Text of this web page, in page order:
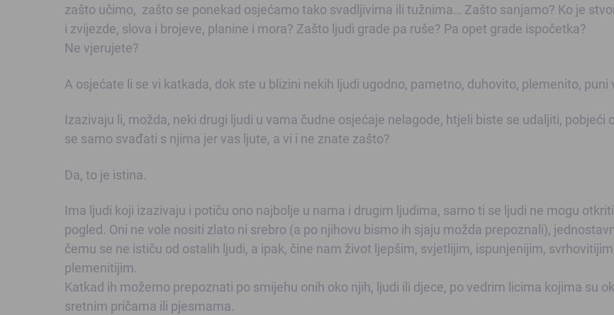
zašto učimo, zašto se ponekad osjećamo tako svadljivima ili tužnima… Zašto sanjamo? Ko je
i zvijezde, slova i brojeve, planine i mora? Zašto ljudi grade pa ruše? Pa opet grade ispočetka?
Ne vjerujete?
A osjećate li se vi katkada, dok ste u blizini nekih ljudi ugodno, pametno, duhovito, plemenito, puni
Izazivaju li, možda, neki drugi ljudi u vama čudne osjećaje nelagode, htjeli biste se udaljiti, pobjeći
se samo svađati s njima jer vas ljute, a vi i ne znate zašto?
Da, to je istina.
Ima ljudi koji izazivaju i potiču ono najbolje u nama i drugim ljudima, samo ti se ljudi ne mogu
pogled. Oni ne vole nositi zlato ni srebro (a po njihovu bismo ih sjaju možda prepoznali),
čemu se ne ističu od ostalih ljudi, a ipak, čine nam život ljepšim, svjetlijim, ispunjenijim,
plemenitijim.
Katkad ih možemo prepoznati po smijehu onih oko njih, ljudi ili djece, po vedrim licima kojima su
sretnim pričama ili pjesmama.